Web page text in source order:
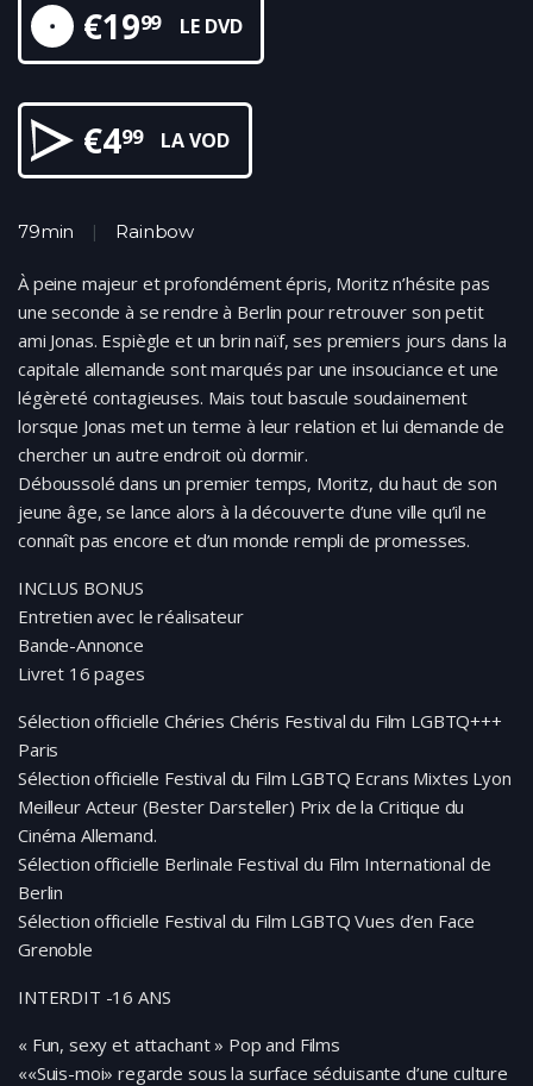
€1999 LE DVD
€499 LA VOD
79min Rainbow
À peine majeur et profondément épris, Moritz n’hésite pas
une seconde à se rendre à Berlin pour retrouver son petit
ami Jonas. Espiègle et un brin naïf, ses premiers jours dans la
capitale allemande sont marqués par une insouciance et une
légèreté contagieuses. Mais tout bascule soudainement
lorsque Jonas met un terme à leur relation et lui demande de
chercher un autre endroit où dormir.
Déboussolé dans un premier temps, Moritz, du haut de son
jeune âge, se lance alors à la découverte d’une ville qu’il ne
connaît pas encore et d’un monde rempli de promesses.
INCLUS BONUS
Entretien avec le réalisateur
Bande-Annonce
Livret 16 pages
Sélection officielle Chéries Chéris Festival du Film LGBTQ+++
Paris
Sélection officielle Festival du Film LGBTQ Ecrans Mixtes Lyon
Meilleur Acteur (Bester Darsteller) Prix de la Critique du
Cinéma Allemand.
Sélection officielle Berlinale Festival du Film International de
Berlin
Sélection officielle Festival du Film LGBTQ Vues d’en Face
Grenoble
INTERDIT -16 ANS
« Fun, sexy et attachant » Pop and Films
««Suis-moi» regarde sous la surface séduisante d’une culture